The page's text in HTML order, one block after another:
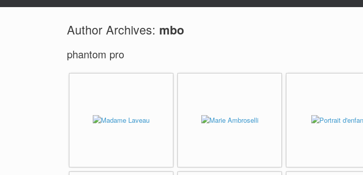
Author Archives: mbo
phantom pro